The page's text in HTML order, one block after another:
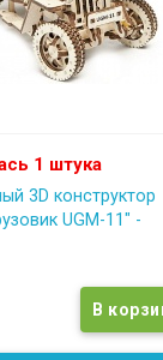
1 штука
3D конструктор
UGM-11" -